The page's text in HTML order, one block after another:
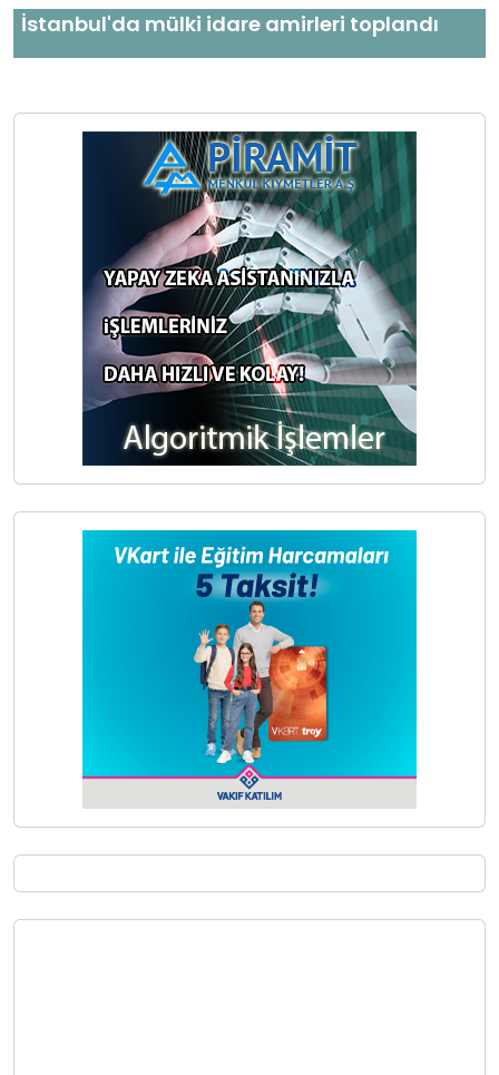
İstanbul'da mülki idare amirleri toplandı